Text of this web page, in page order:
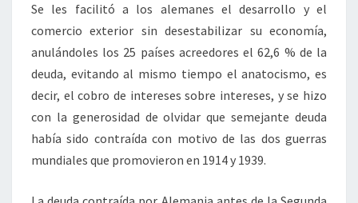
Se les facilitó a los alemanes el desarrollo y el
comercio exterior sin desestabilizar su economía,
anulándoles los 25 países acreedores el 62,6 % de la
deuda, evitando al mismo tiempo el anatocismo, es
decir, el cobro de intereses sobre intereses, y se hizo
con la generosidad de olvidar que semejante deuda
había sido contraída con motivo de las dos guerras
mundiales que promovieron en 1914 y 1939.